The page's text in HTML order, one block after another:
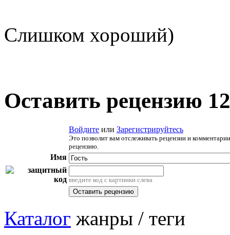
Слишком хороший)
Оставить рецензию
Войдите или Зарегистрируйтесь
Это позволит вам отслеживать рецензии и
рецензию.
Имя
введите код с картинки слева
Каталог жанры / теги